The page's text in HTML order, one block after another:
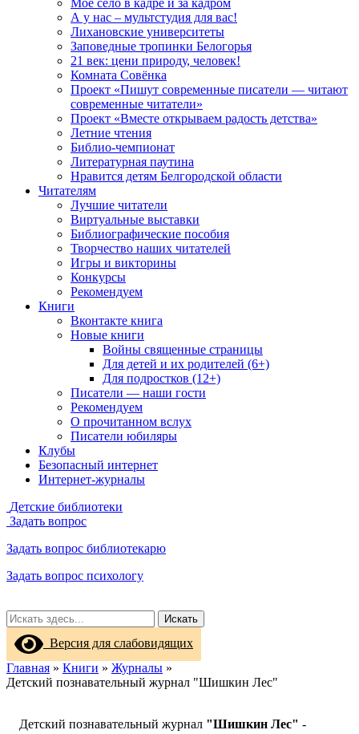
Мое село в кадре и за кадром
А у нас – мультстудия для вас!
Лихановские университеты
Заповедные тропинки Белогорья
21 век: цени природу, человек!
Комната Совёнка
Проект «Пишут современные писатели — читают
современные читатели»
Проект «Вместе открываем радость детства»
Летние чтения
Библио-чемпионат
Литературная паутина
Нравится детям Белгородской области
Читателям
Лучшие читатели
Виртуальные выставки
Библиографические пособия
Творчество наших читателей
Игры и викторины
Конкурсы
Рекомендуем
Книги
Вконтакте книга
Новые книги
Войны священные страницы
Для детей и их родителей (6+)
Для подростков (12+)
Писатели — наши гости
Рекомендуем
О прочитанном вслух
Писатели юбиляры
Клубы
Безопасный интернет
Интернет-журналы
Детские библиотеки
Задать вопрос
Задать вопрос библиотекарю
Задать вопрос психологу
Искать
Версия для слабовидящих
Главная » Книги » Журналы »
Детский познавательный журнал "Шишкин Лес"
Детский познавательный журнал "Шишкин Лес" -